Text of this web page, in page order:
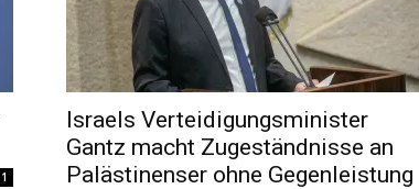
1
Israels Verteidigungsminister
Gantz macht Zugeständnisse an
Palästinenser ohne Gegenleistung